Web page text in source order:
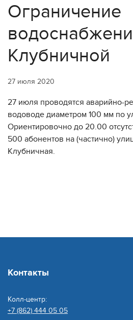
Ограничение
Клубничной
27 июля 2020
27 июля проводятся аварийно-
водоводе диаметром 100 мм по
Ориентировочно до 20.00
500 абонентов на (частично)
Клубничная.
Контакты
Колл-центр:
+7 (862) 444 05 05